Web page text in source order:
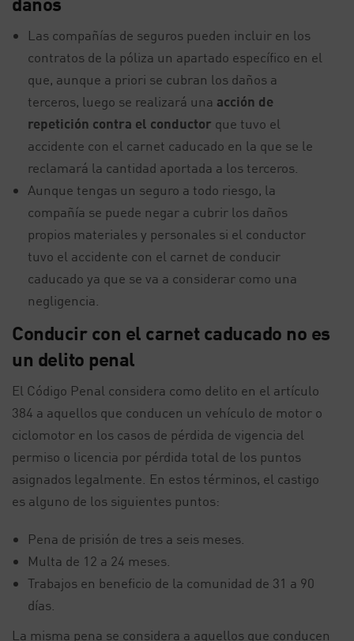
Las compañías de seguros pueden incluir en los
contratos de la póliza un apartado específico en el
que, aunque a priori se cubran los daños a
terceros, luego se realizará una acción de
repetición contra el conductor que tuvo el
accidente con el carnet caducado en la que se le
reclamará la cantidad aportada a los terceros.
Aunque tengas un seguro a todo riesgo, la
compañía se puede negar a cubrir los daños
propios materiales y personales si el conductor
tuvo el accidente con el carnet de conducir
caducado ya que se va a considerar como una
negligencia.
Conducir con el carnet caducado no es
un delito penal
El Código Penal considera como delito en el artículo
384 a aquellos que conducen un vehículo de motor o
ciclomotor en los casos de pérdida de vigencia del
permiso o licencia por pérdida total de los puntos
asignados legalmente. En estos términos, el castigo
es alguno de los siguientes puntos:
Pena de prisión de tres a seis meses.
Multa de 12 a 24 meses.
Trabajos en beneficio de la comunidad de 31 a 90
días.
La misma pena se considera a aquellos que conducen